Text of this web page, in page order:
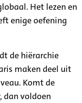
Het lezen en
enige oefening
de hiërarchie
maken deel uit
Komt de
dan voldoen